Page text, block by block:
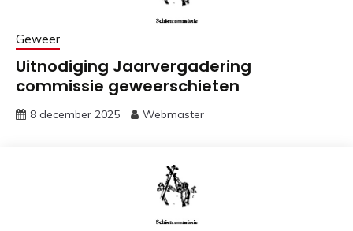
Geweer
Uitnodiging Jaarvergadering
commissie geweerschieten
8 december 2025 Webmaster